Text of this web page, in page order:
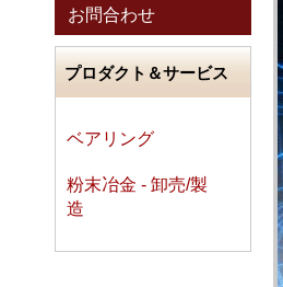
お問合わせ
プロダクト＆サービス
ベアリング
粉末冶金 - 卸売/製
造